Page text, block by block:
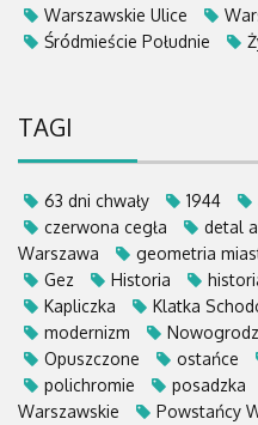
Warszawskie Ulice
Śródmieście Południe
TAGI
63 dni chwały 1944
czerwona cegła
detal
Warszawa
geometria
Gez
Historia
Kapliczka
Klatka
modernizm
Opuszczone
ostańce
polichromie
posadzka
Warszawskie
Powstańcy